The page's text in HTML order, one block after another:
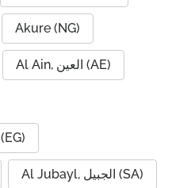
Akure (NG)
Al Ain, العين (AE)
Al Ismailiya, الإسماعيلية (EG)
Al Jubayl, الجبيل (SA)